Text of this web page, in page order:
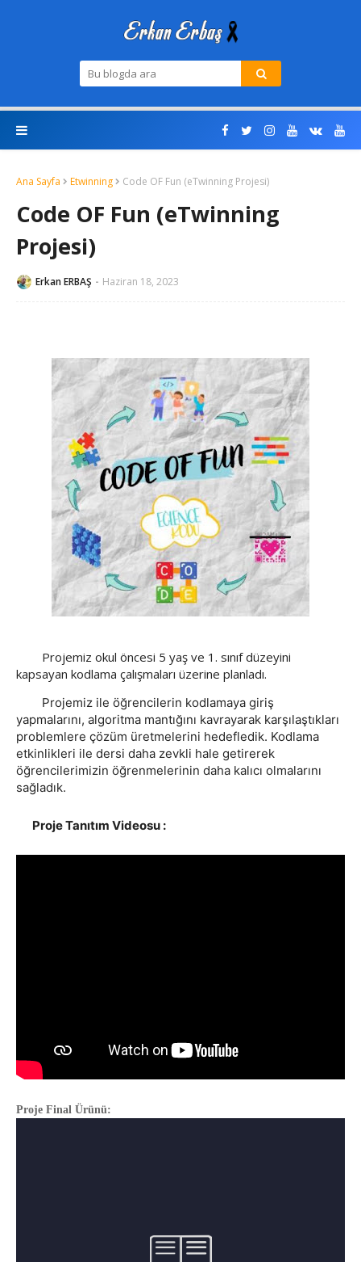
Ana Sayfa Etwinning Code OF Fun (eTwinning Projesi)
Code OF Fun (eTwinning
Projesi)
Erkan ERBAŞ Haziran 18, 2023
Projemiz okul öncesi 5 yaş ve 1. sınıf düzeyini
kapsayan kodlama çalışmaları üzerine planladı.
Projemiz ile öğrencilerin kodlamaya giriş
yapmalarını, algoritma mantığını kavrayarak karşılaştıkları
problemlere çözüm üretmelerini hedefledik. Kodlama
etkinlikleri ile dersi daha zevkli hale getirerek
öğrencilerimizin öğrenmelerinin daha kalıcı olmalarını
sağladık.
Proje Tanıtım Videosu :
Proje Final Ürünü: